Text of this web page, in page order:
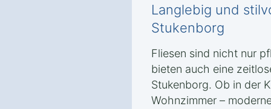
Langlebig und
Stukenborg
Fliesen sind nicht nur
bieten auch eine
Stukenborg. Ob in der
Wohnzimmer –